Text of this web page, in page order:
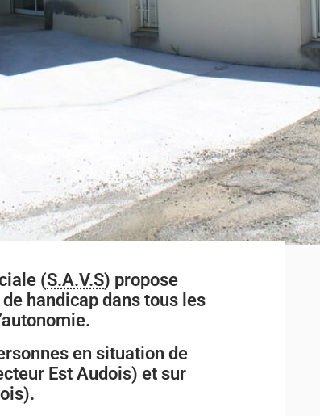
(S.A.V.S) propose
handicap dans tous les
en situation de
Est Audois) et sur